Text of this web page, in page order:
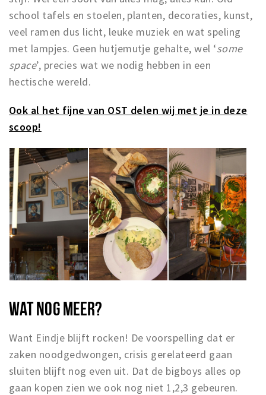
school tafels en stoelen, planten, decoraties, kunst,
veel ramen dus licht, leuke muziek en wat speling
met lampjes. Geen hutjemutje gehalte, wel ‘some
space’, precies wat we nodig hebben in een
hectische wereld.
Ook al het fijne van OST delen wij met je in deze
scoop!
WAT NOG MEER?
Want Eindje blijft rocken! De voorspelling dat er
zaken noodgedwongen, crisis gerelateerd gaan
sluiten blijft nog even uit. Dat de bigboys alles op
gaan kopen zien we ook nog niet 1,2,3 gebeuren.